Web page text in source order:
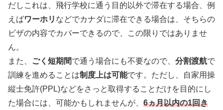
だしこれは、飛行学校に通う目的以外で滞在する場合、例
えばワーホリ などでカナダに滞在できる場合は、そちらの
ビザの内容でカバーできるので、この限りではありませ
ん。
また、
ごく短期間で通う場合にも不要なので、 分割渡航で
訓練を進めることは制度上は可能です。ただし、自家用操
縦士免許(PPL)などをさっと取得することだけを目的にし
た場合には、可能かもしれませんが、 6ヵ月以内の1回き